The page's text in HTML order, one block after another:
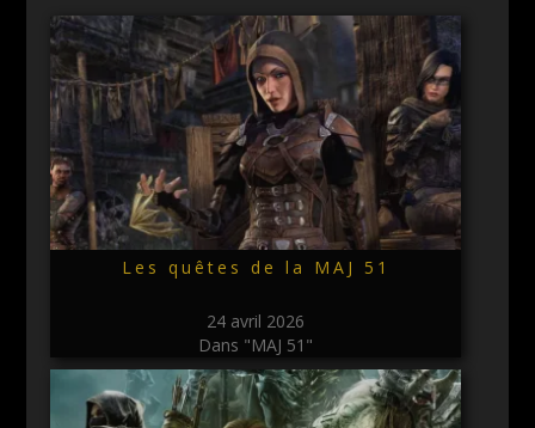
Les quêtes de la MAJ 51
24 avril 2026
Dans "MAJ 51"